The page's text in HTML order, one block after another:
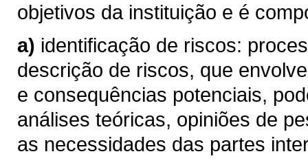
objetivos da instituição e é
a) identificação de riscos:
descrição de riscos, que
e consequências potenciais,
análises teóricas, opiniões de
as necessidades das partes